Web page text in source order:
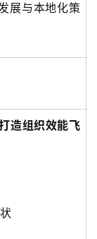
展与本地化策
造组织效能飞